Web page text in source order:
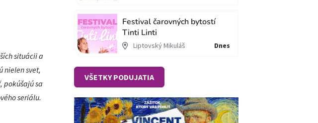
situácii a
nielen svet,
pokúšajú sa
seriálu.
Festival čarovných bytostí
Tinti Linti
Liptovský Mikuláš Dnes
VŠETKY PODUJATIA